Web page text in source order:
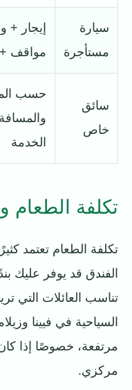
سيارة
مستأجرة
إيجار +
مواقف
سائق
خاص
حسب
الخدمة
تكلفة الطعام
تكلفة الطعام تعتمد
الفندق قد يوفر عليك
تناسب العائلات التي
السياحية في فيينا
مرتفعة، خصوصًا إذا
مركزي.